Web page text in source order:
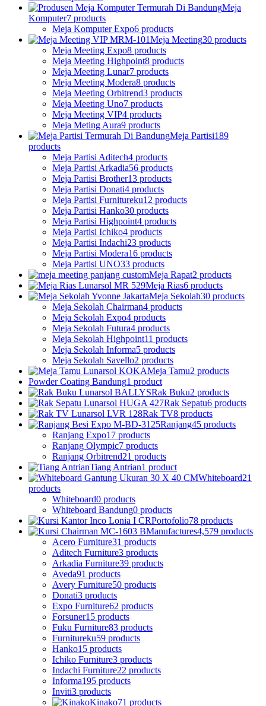
Meja
Komputer7 products
Meja Komputer Expo6 products
Meja Meeting30 products
Meja Meeting Expo8 products
Meja Meeting Highpoint8 products
Meja Meeting Lunar7 products
Meja Meeting Modera8 products
Meja Meeting Orbitrend3 products
Meja Meeting Uno7 products
Meja Meeting VIP4 products
Meja Meting Aura9 products
Meja Partisi189
products
Meja Partisi Aditech4 products
Meja Partisi Arkadia56 products
Meja Partisi Brother13 products
Meja Partisi Donati4 products
Meja Partisi Furnitureku12 products
Meja Partisi Hanko30 products
Meja Partisi Highpoint4 products
Meja Partisi Ichiko4 products
Meja Partisi Indachi23 products
Meja Partisi Modera16 products
Meja Partisi UNO33 products
Meja Rapat2 products
Meja Rias6 products
Meja Sekolah30 products
Meja Sekolah Chairman4 products
Meja Sekolah Expo4 products
Meja Sekolah Futura4 products
Meja Sekolah Highpoint11 products
Meja Sekolah Informa5 products
Meja Sekolah Savello2 products
Meja Tamu2 products
Powder Coating Bandung1 product
Rak Buku2 products
Rak Sepatu6 products
Rak TV8 products
Ranjang45 products
Ranjang Expo17 products
Ranjang Olympic7 products
Ranjang Orbitrend21 products
Tiang Antrian1 product
Whiteboard21
products
Whiteboard0 products
Whiteboard Bandung0 products
Portofolio78 products
Manufactures4,579 products
Acero Furniture31 products
Aditech Furniture3 products
Arkadia Furniture39 products
Aveda91 products
Avery Furniture50 products
Donati3 products
Expo Furniture62 products
Forsuner15 products
Fuku Furniture83 products
Furnitureku59 products
Hanko15 products
Ichiko Furniture3 products
Indachi Furniture22 products
Informa195 products
Inviti3 products
Kinako71 products